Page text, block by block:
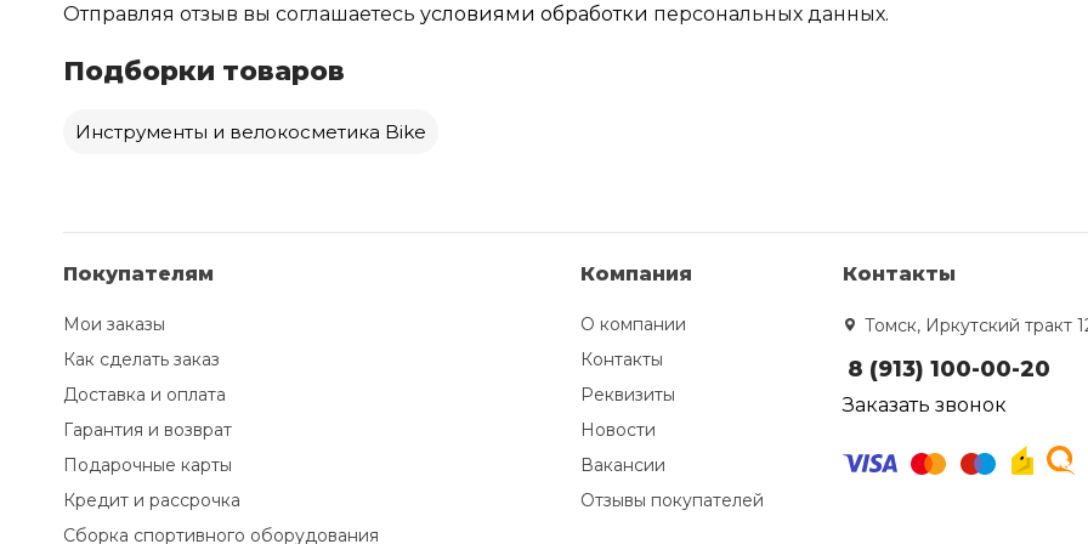
Отправляя отзыв вы соглашаетесь условиями обработки персональных данных.
Подборки товаров
Инструменты и велокосметика Bike
Покупателям
Мои заказы
Как сделать заказ
Доставка и оплата
Гарантия и возврат
Подарочные карты
Кредит и рассрочка
Сборка спортивного оборудования
Компания
О компании
Контакты
Реквизиты
Новости
Вакансии
Отзывы покупателей
Контакты
Томск, Иркутский тракт
8 (913) 100-00-20
Заказать звонок